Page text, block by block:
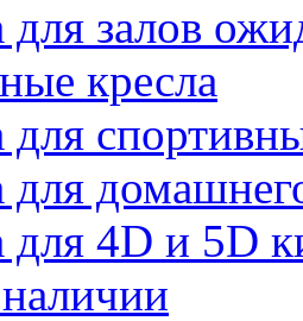
для залов
кресла
для
для
для 4D и 5D